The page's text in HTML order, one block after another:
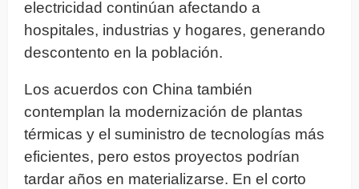
electricidad continúan afectando a
hospitales, industrias y hogares, generando
descontento en la población.
Los acuerdos con China también
contemplan la modernización de plantas
térmicas y el suministro de tecnologías más
eficientes, pero estos proyectos podrían
tardar años en materializarse. En el corto